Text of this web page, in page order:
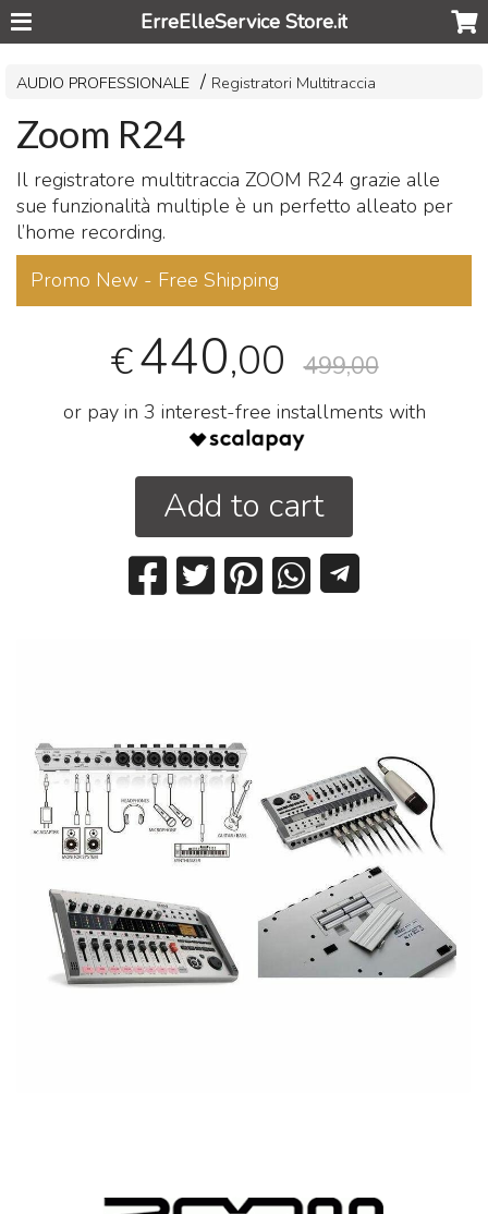
ErreElleService Store.it
AUDIO PROFESSIONALE Registratori Multitraccia
Zoom R24
Il registratore multitracciaZOOM R24 grazie alle
sue funzionalità multiple è un perfetto alleato per
l’home recording.
Promo New - Free Shipping
€440,00 499,00
or pay in 3 interest-free installments with
Add to cart